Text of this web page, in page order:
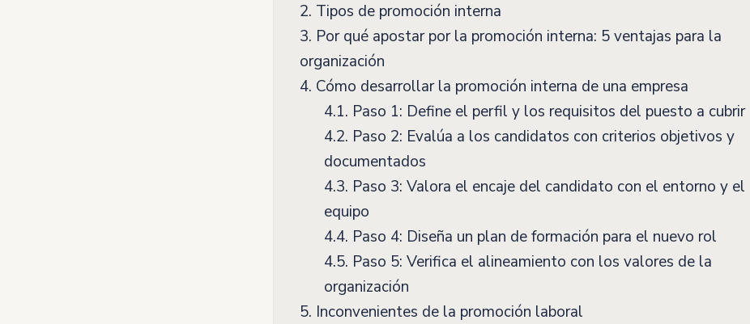
2. Tipos de promoción interna
3. Por qué apostar por la promoción interna: 5 ventajas para la
organización
4. Cómo desarrollar la promoción interna de una empresa
4.1. Paso 1: Define el perfil y los requisitos del puesto a cubrir
4.2. Paso 2: Evalúa a los candidatos con criterios objetivos y
documentados
4.3. Paso 3: Valora el encaje del candidato con el entorno y el
equipo
4.4. Paso 4: Diseña un plan de formación para el nuevo rol
4.5. Paso 5: Verifica el alineamiento con los valores de la
organización
5. Inconvenientes de la promoción laboral